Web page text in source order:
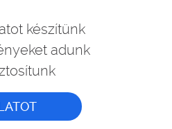
készítünk
adunk